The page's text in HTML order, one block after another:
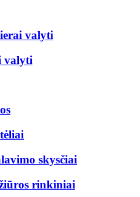
valyti
valyti
skysčiai
rinkiniai